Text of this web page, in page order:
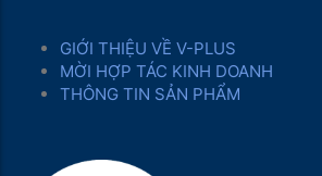
GIỚI THIỆU VỀ V-PLUS
MỜI HỢP TÁC KINH DOANH
THÔNG TIN SẢN PHẨM